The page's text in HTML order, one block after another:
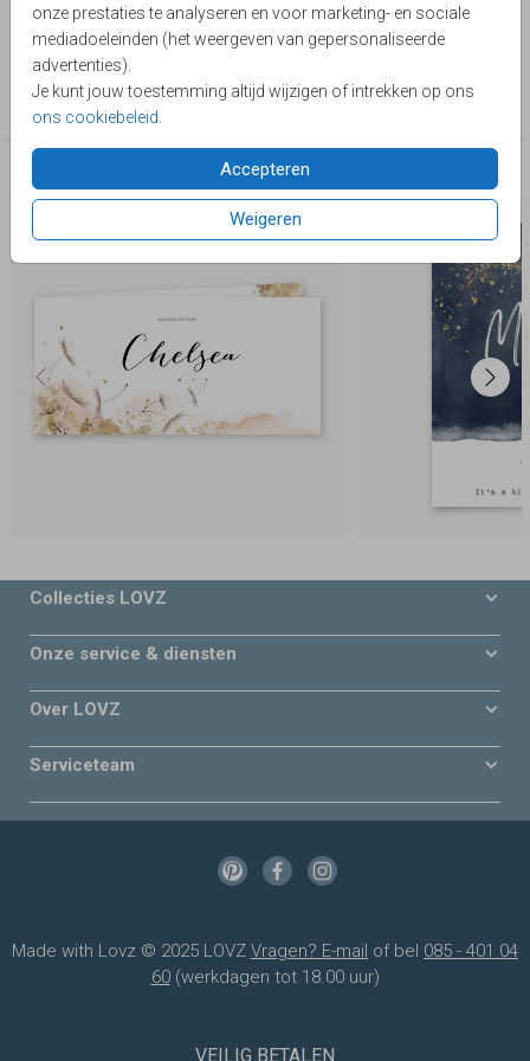
onze prestaties te analyseren en voor marketing- en sociale
mediadoeleinden (het weergeven van gepersonaliseerde
advertenties).
Je kunt jouw toestemming altijd wijzigen of intrekken op ons
ons cookiebeleid
Accepteren
Weigeren
eigen foto. Kijk in onze beeldbank voor meer fotokaders.
Alles staat los en is te bewerken. Zelf maken!
Toon meer
Collectie
Broertjes en zusjes
Deze producten zijn wellicht ook iets voor je
Collecties LOVZ
Onze service & diensten
Over LOVZ
Serviceteam
Made with Lovz © 2025 LOVZ Vragen? E-mail of bel 085 - 401 04
60(werkdagen tot 18.00 uur)
VEILIG BETALEN